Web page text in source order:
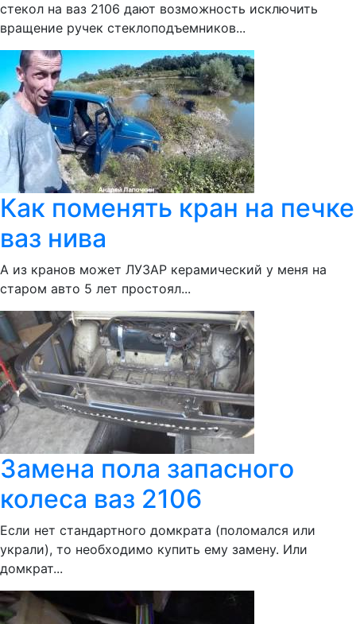
стекол на ваз 2106 дают возможность исключить
вращение ручек стеклоподъемников...
Как поменять кран на печке
ваз нива
А из кранов может ЛУЗАР керамический у меня на
старом авто 5 лет простоял...
Замена пола запасного
колеса ваз 2106
Если нет стандартного домкрата (поломался или
украли), то необходимо купить ему замену. Или
домкрат...